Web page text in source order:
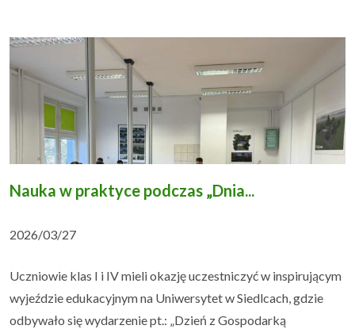
Nauka w praktyce podczas „Dnia...
2026/03/27
Uczniowie klas I i IV mieli okazję uczestniczyć w inspirującym
wyjeździe edukacyjnym na Uniwersytet w Siedlcach, gdzie
odbywało się wydarzenie pt.: „Dzień z Gospodarką